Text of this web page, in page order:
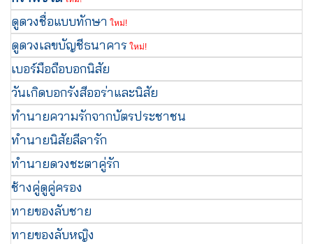
ดูดวงชื่อแบบทักษา ใหม่!
ดูดวงเลขบัญชีธนาคาร ใหม่!
เบอร์มือถือบอกนิสัย
วันเกิดบอกรังสีออร่าและนิสัย
ทำนายความรักจากบัตรประชาชน
ทำนายนิสัยลีลารัก
ทำนายดวงชะตาคู่รัก
ช้างคู่ดูคู่ครอง
ทายของลับชาย
ทายของลับหญิง